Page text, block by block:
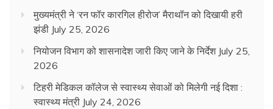
मुख्यमंत्री ने ‘रन फॉर कारगिल हीरोज’ मैराथॉन को दिखायी हरी
झंडी July 25, 2026
नियोजन विभाग को शासनादेश जारी किए जाने के निर्देश July 25,
2026
टिहरी मेडिकल कॉलेज से स्वास्थ्य सेवाओं को मिलेगी नई दिशा :
स्वास्थ्य मंत्री July 24, 2026